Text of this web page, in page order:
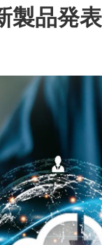
製品発